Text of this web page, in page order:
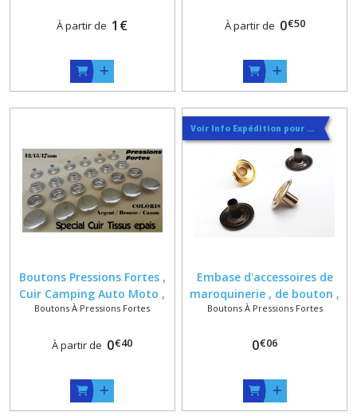
Bronze ou Canon , Tete
À partir de 1 € À partir de 0€50
Boutons Pressions Fortes ,
Cuir Camping Auto Moto ,
Coloris Argent , Vieux
Boutons À Pressions Fortes
À partir de 0€40
Voir Info Expédition pour Régler les Frais de Port au Meilleur Prix , En haut d'ecran à Droite
Embase d'accessoires de
maroquinerie , de bouton ,
de pression ou de rivet ,
ou canon de fusil
Boutons À Pressions Fortes
0€06